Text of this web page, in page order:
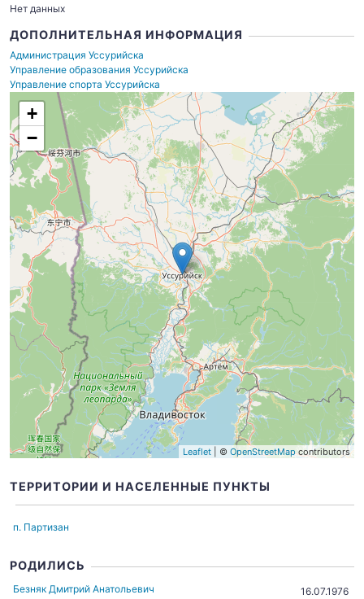
Нет данных
ДОПОЛНИТЕЛЬНАЯ ИНФОРМАЦИЯ
Администрация Уссурийска
Управление образования Уссурийска
Управление спорта Уссурийска
+
−
Leaflet | © OpenStreetMapcontributors
ТЕРРИТОРИИ И НАСЕЛЕННЫЕ ПУНКТЫ
п. Партизан
РОДИЛИСЬ
Безняк Дмитрий Анатольевич
16.07.1976